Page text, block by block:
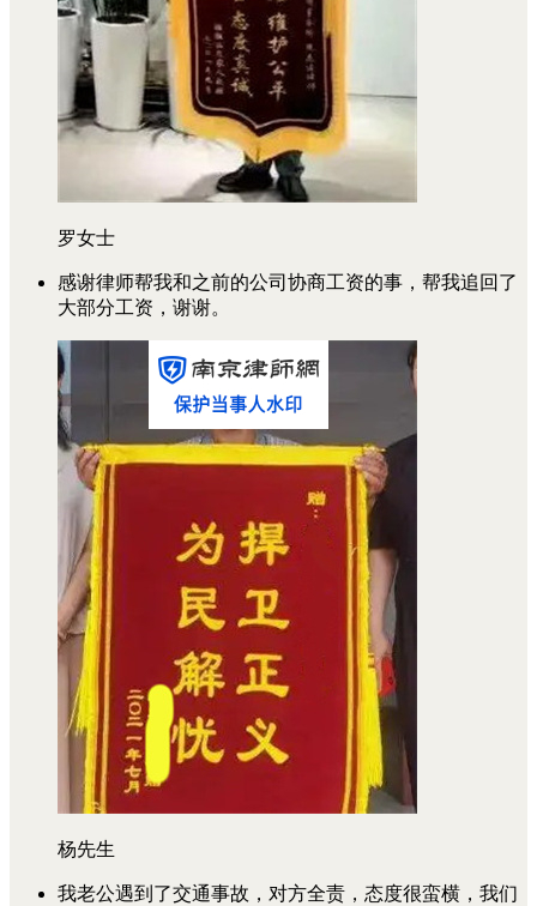
罗女士
感谢律师帮我和之前的公司协商工资的事，帮我追回了
大部分工资，谢谢。
杨先生
我老公遇到了交通事故，对方全责，态度很蛮横，我们